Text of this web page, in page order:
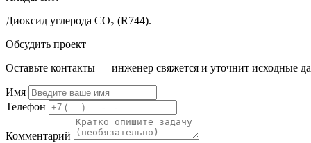
Диоксид углерода CO₂ (R744).
Обсудить проект
Оставьте контакты — инженер свяжется и уточнит исходные
Имя
Телефон
Комментарий